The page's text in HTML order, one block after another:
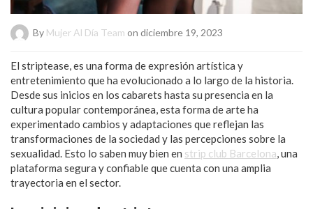
By Mujer Al Día Team on diciembre 19, 2023
El striptease, es una forma de expresión artística y
entretenimiento que ha evolucionado a lo largo de la historia.
Desde sus inicios en los cabarets hasta su presencia en la
cultura popular contemporánea, esta forma de arte ha
experimentado cambios y adaptaciones que reflejan las
transformaciones de la sociedad y las percepciones sobre la
sexualidad. Esto lo saben muy bien en strip club Barcelona, una
plataforma segura y confiable que cuenta con una amplia
trayectoria en el sector.